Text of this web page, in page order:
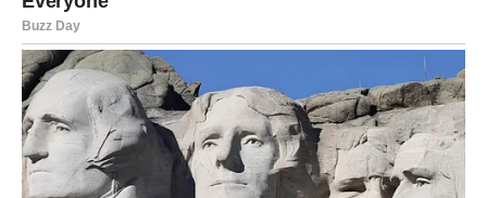
budućnost donosi izbor koji menja tok – ostati u
poznatom ili krenuti putem koji vam donosi mir.
U ljubavi dolazi prelomni trenutak. Odnosi koji nemaju
ravnotežu teško opstaju. U poslu – nova saradnja ili
promena prioriteta.